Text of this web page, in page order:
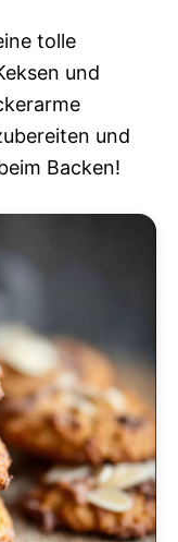
tolle
und
und
Backen!